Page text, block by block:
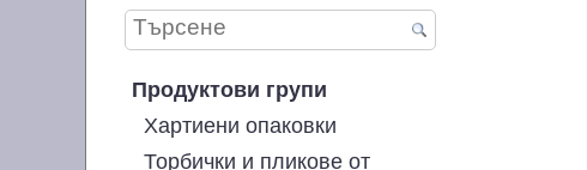
Продуктови групи
Хартиени опаковки
Торбички и пликове от